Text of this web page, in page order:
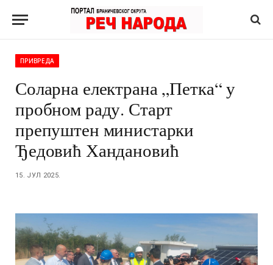
ПРИВРЕДА
Соларна електрана „Петка“ у
пробном раду. Старт
препуштен министарки
Ђедовић Хандановић
15. ЈУЛ 2025.